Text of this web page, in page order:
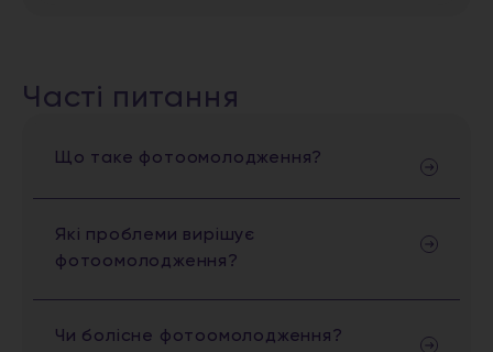
Часті питання
Що таке фотоомолодження?
Які проблеми вирішує
фотоомолодження?
Чи болісне фотоомолодження?